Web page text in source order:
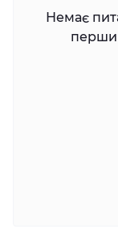
Немає